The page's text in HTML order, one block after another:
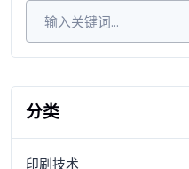
分类
印刷技术